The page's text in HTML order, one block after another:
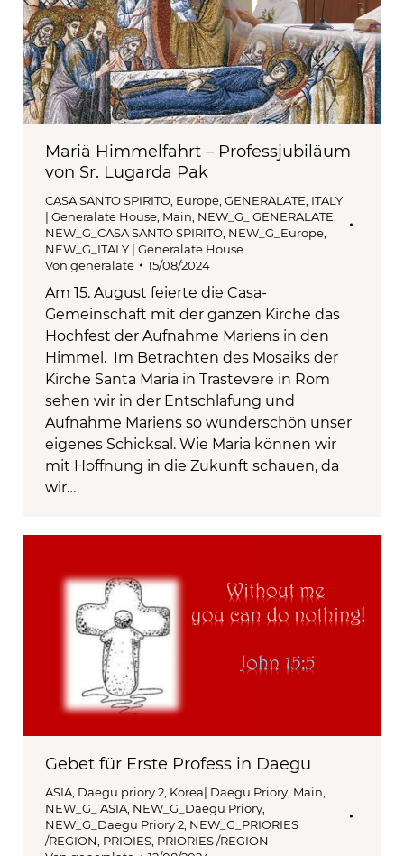
Mariä Himmelfahrt – Professjubiläum
von Sr. Lugarda Pak
CASA SANTO SPIRITO, Europe, GENERALATE, ITALY
| Generalate House, Main, NEW_G_ GENERALATE,
NEW_G_CASA SANTO SPIRITO, NEW_G_Europe,
NEW_G_ITALY | Generalate House
Von generalate 15/08/2024
Am 15. August feierte die Casa-
Gemeinschaft mit der ganzen Kirche das
Hochfest der Aufnahme Mariens in den
Himmel. Im Betrachten des Mosaiks der
Kirche Santa Maria in Trastevere in Rom
sehen wir in der Entschlafung und
Aufnahme Mariens so wunderschön unser
eigenes Schicksal. Wie Maria können wir
mit Hoffnung in die Zukunft schauen, da
wir…
Gebet für Erste Profess in Daegu
ASIA, Daegu priory 2, Korea| Daegu Priory, Main,
NEW_G_ ASIA, NEW_G_Daegu Priory,
NEW_G_Daegu Priory 2, NEW_G_PRIORIES
/REGION, PRIOIES, PRIORIES /REGION